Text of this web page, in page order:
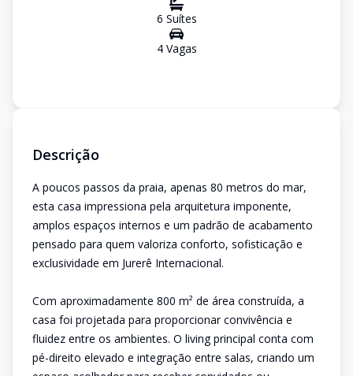
6 Suítes
4Vagas
Descrição
A poucos passos da praia, apenas 80 metros do mar,
esta casa impressiona pela arquitetura imponente,
amplos espaços internos e um padrão de acabamento
pensado para quem valoriza conforto, sofisticação e
exclusividade em Jurerê Internacional.
Com aproximadamente 800 m² de área construída, a
casa foi projetada para proporcionar convivência e
fluidez entre os ambientes. O living principal conta com
pé-direito elevado e integração entre salas, criando um